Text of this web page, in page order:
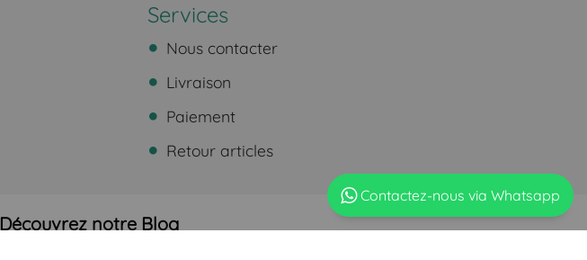
Contactez-nous via Whatsapp
Services
Nous contacter
Livraison
Paiement
Retour articles
Découvrez notre Blog